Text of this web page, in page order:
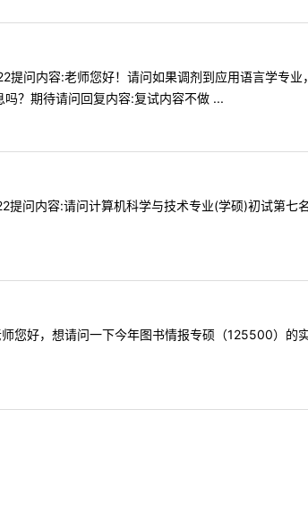
问内容:老师您好！请问如果调剂到应用语言学专业
？期待请问回复内容:复试内容不做 ...
问内容:请问计算机科学与技术专业(学硕)初试第七
好，想请问一下今年图书情报专硕（125500）的